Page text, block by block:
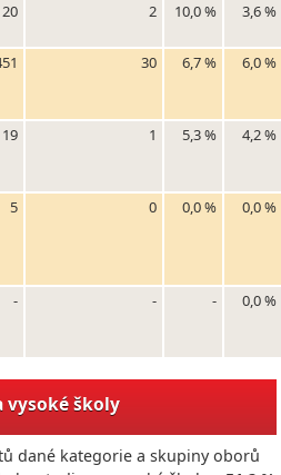
20 2 10,0 % 3,6 %
30 6,7 % 6,0 %
19 1 5,3 % 4,2 %
5 0 0,0 % 0,0 %
- - - 0,0 %
vysoké školy
dané kategorie a skupiny oborů